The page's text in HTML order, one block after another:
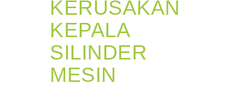
KERUSAKAN
KEPALA
SILINDER
MESIN